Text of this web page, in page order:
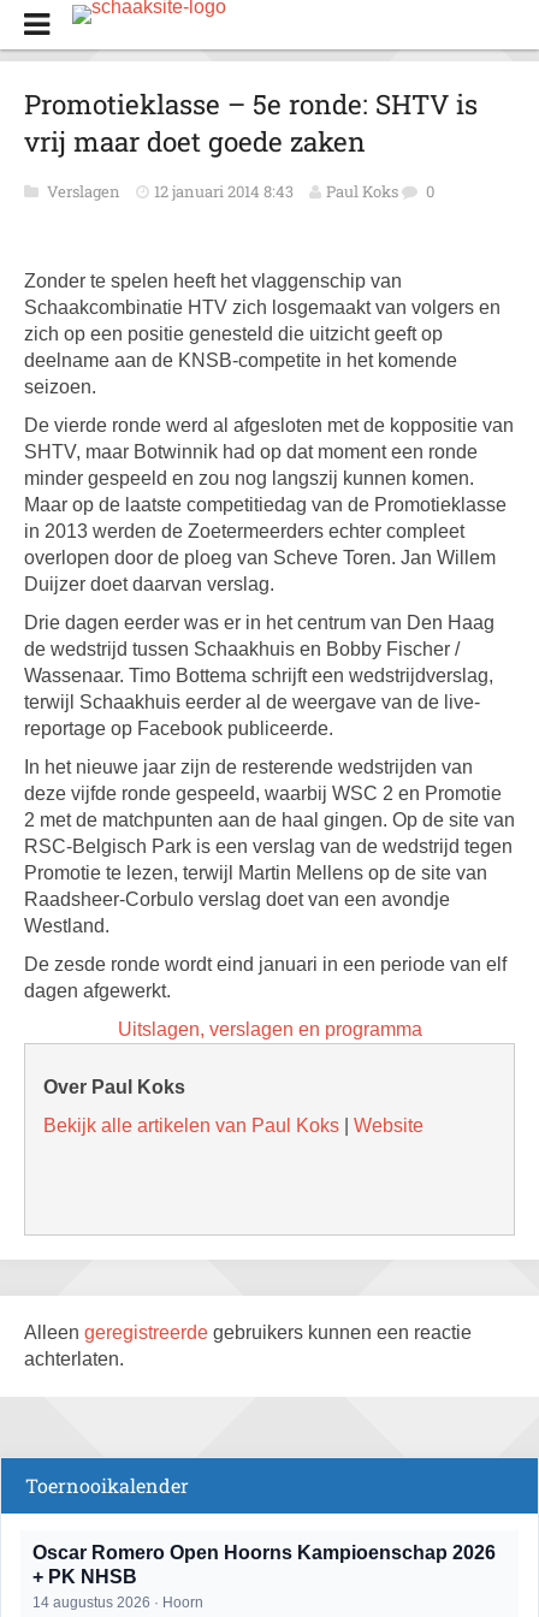
Promotieklasse – 5e ronde: SHTV is
vrij maar doet goede zaken
Verslagen 12 januari 2014 8:43 Paul Koks 0
Zonder te spelen heeft het vlaggenschip van
Schaakcombinatie HTV zich losgemaakt van volgers en
zich op een positie genesteld die uitzicht geeft op
deelname aan de KNSB-competite in het komende
seizoen.
De vierde ronde werd al afgesloten met de koppositie van
SHTV, maar Botwinnik had op dat moment een ronde
minder gespeeld en zou nog langszij kunnen komen.
Maar op de laatste competitiedag van de Promotieklasse
in 2013 werden de Zoetermeerders echter compleet
overlopen door de ploeg van Scheve Toren. Jan Willem
Duijzer doet daarvan verslag.
Drie dagen eerder was er in het centrum van Den Haag
de wedstrijd tussen Schaakhuis en Bobby Fischer /
Wassenaar. Timo Bottema schrijft een wedstrijdverslag,
terwijl Schaakhuis eerder al de weergave van de live-
reportage op Facebook publiceerde.
In het nieuwe jaar zijn de resterende wedstrijden van
deze vijfde ronde gespeeld, waarbij WSC 2 en Promotie
2 met de matchpunten aan de haal gingen. Op de site van
RSC-Belgisch Park is een verslag van de wedstrijd tegen
Promotie te lezen, terwijl Martin Mellens op de site van
Raadsheer-Corbulo verslag doet van een avondje
Westland.
De zesde ronde wordt eind januari in een periode van elf
dagen afgewerkt.
Uitslagen, verslagen en programma
Over Paul Koks
Bekijk alle artikelen van Paul Koks
Website
Alleen geregistreerde gebruikers kunnen een reactie
achterlaten.
Toernooikalender
Oscar Romero Open Hoorns Kampioenschap 2026
+ PK NHSB
14 augustus 2026 · Hoorn